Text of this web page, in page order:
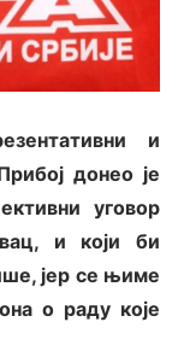
и
донео је
уговор
и који би
јер се њиме
о раду које